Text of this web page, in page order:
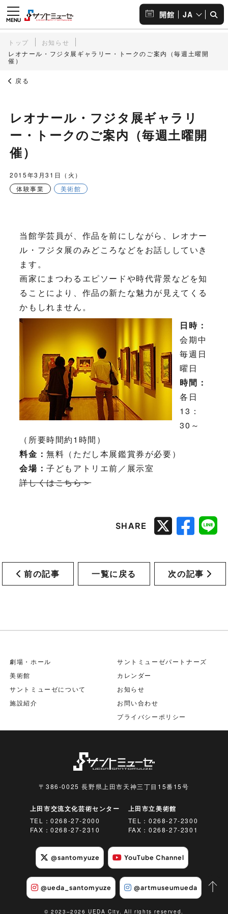
開館 JA
トップ
お知らせ
レオナール・フジタ展ギャラリー・トークのご案内（毎週土曜開
催）
戻る
レオナール・フジタ展ギャラリ
ー・トークのご案内（毎週土曜開
催）
2015年3月31日（火）
体験事業
美術館
当館学芸員が、作品を前にしながら、レオナー
ル・フジタ展のみどころなどをお話ししていき
ます。
画家にまつわるエピソードや時代背景などを知
ることにより、作品の新たな魅力が見えてくる
かもしれません。
日時：
会期中
毎週日
曜日
時間：
各日
13：
30～
（所要時間約1時間）
料金：無料（ただし本展鑑賞券が必要）
会場：子どもアトリエ前／展示室
詳しくはこちら＞
SHARE
前の記事 一覧に戻る 次の記事
劇場・ホール
美術館
サントミューゼについて
施設紹介
サントミューゼパートナーズ
カレンダー
お知らせ
お問い合わせ
プライバシーポリシー
〒386-0025 長野県上田市天神三丁目15番15号
上田市交流文化芸術センター
TEL：0268-27-2000
FAX：0268-27-2310
上田市立美術館
TEL： 0268-27-2300
FAX：0268-27-2301
@santomyuze YouTube Channel
@ueda_santomyuze @artmuseumueda
© 2023–2026 UEDA City. All rights reserved.